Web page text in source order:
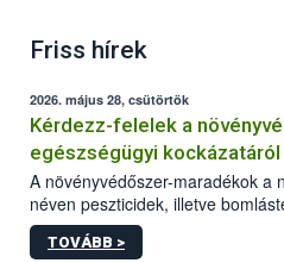
Friss hírek
2026. május 28, csütörtök
Kérdezz-felelek a
egészségügyi kockázatáról
A növényvédőszer-maradékok a
néven peszticidek, illetve
melyek a terményekben vagy
szüretelést, illetve tárolást
TOVÁBB >